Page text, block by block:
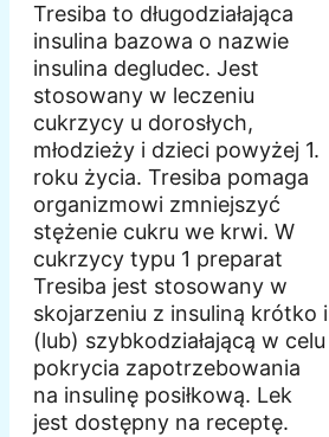
Tresiba to długodziałająca
insulina bazowa o nazwie
insulina degludec. Jest
stosowany w leczeniu
cukrzycy u dorosłych,
młodzieży i dzieci powyżej 1.
roku życia. Tresiba pomaga
organizmowi zmniejszyć
stężenie cukru we krwi. W
cukrzycy typu 1 preparat
Tresiba jest stosowany w
skojarzeniu z insuliną krótko i
(lub) szybkodziałającą w celu
pokrycia zapotrzebowania
na insulinę posiłkową. Lek
jest dostępny na receptę.